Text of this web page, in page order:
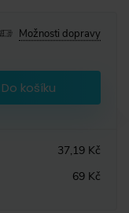
Možnosti dopravy
Do košíku
37,19 Kč
69 Kč